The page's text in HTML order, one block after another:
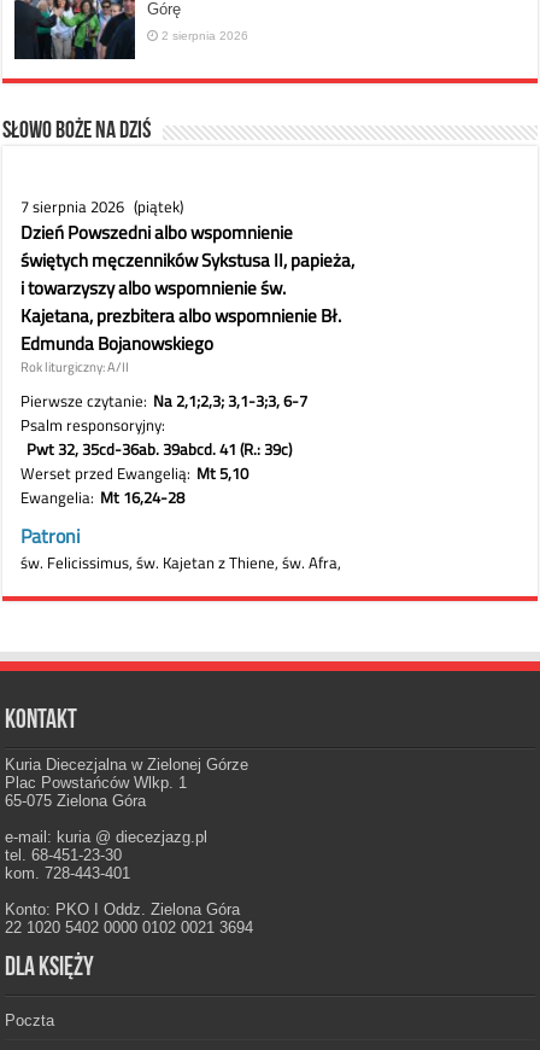
Górę
2 sierpnia 2026
Słowo Boże na dziś
Kontakt
Kuria Diecezjalna w Zielonej Górze
Plac Powstańców Wlkp. 1
65-075 Zielona Góra
e-mail: kuria @ diecezjazg.pl
tel. 68-451-23-30
kom. 728-443-401
Konto: PKO I Oddz. Zielona Góra
22 1020 5402 0000 0102 0021 3694
Dla księży
Poczta